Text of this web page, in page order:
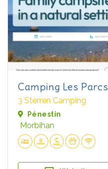
Camping Les Parcs
3 Sterren Camping
Pénestin
Morbihan